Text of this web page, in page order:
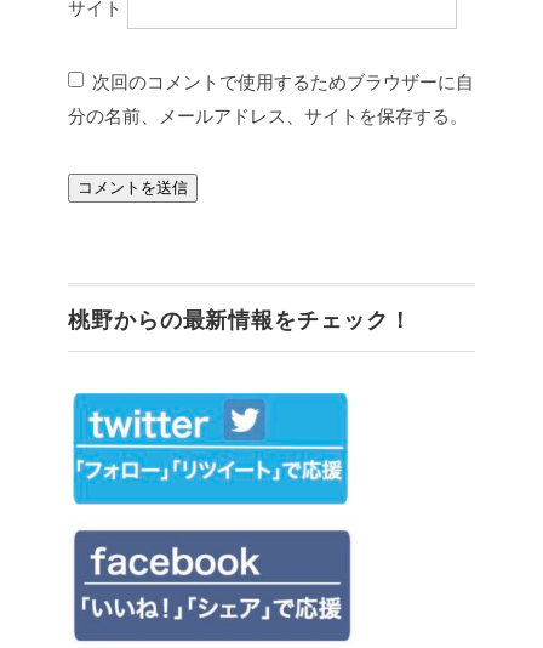
サイト
次回のコメントで使用するためブラウザーに自
分の名前、メールアドレス、サイトを保存する。
桃野からの最新情報をチェック！